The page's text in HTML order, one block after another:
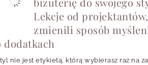
Lekcje od
zmienili sposób
dodatkach
nie jest etykietą, którą wybierasz raz na